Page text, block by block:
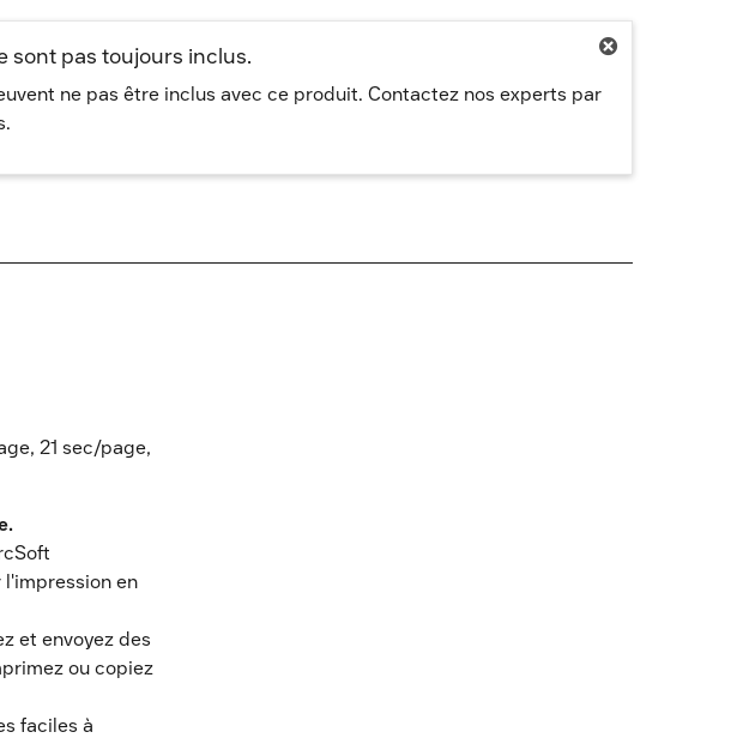
sont pas toujours inclus.
ne pas être inclus avec ce produit. Contactez nos experts par
21 sec/page,
en
et envoyez des
ou copiez
faciles à